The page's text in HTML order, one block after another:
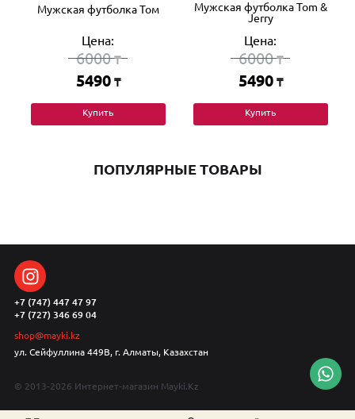
Мужская футболка Том
Цена:
6000₸
5490 ₸
Купить
Мужская футболка Tom &
Jerry
Цена:
6000₸
5490 ₸
Купить
ПОПУЛЯРНЫЕ ТОВАРЫ
+7 (747) 447 47 97
+7 (727) 346 69 04
shop@mayki.kz
ул. Сейфуллина 449В, г. Алматы, Казахстан
© 2013-2026 Интернет-магазин Mayki.Kz